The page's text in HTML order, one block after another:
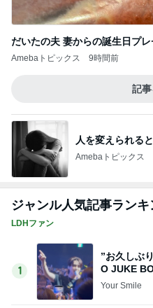
だいたの夫 妻からの誕生日プレ
Amebaトピックス 9時間前
記
人を変えられる
Amebaトピックス
ジャンル人気記事ランキ
LDHファン
1
”お久しぶり東京 ” 渋谷、
O JUKE
Your Smile️‍